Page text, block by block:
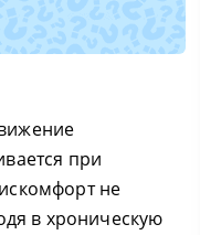
при
не
в хроническую